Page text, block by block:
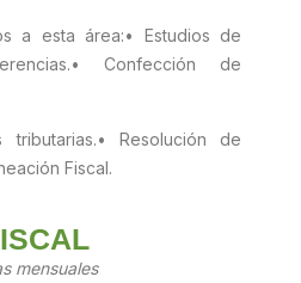
a esta área:• Estudios de
• Confección de
• Resolución de
Fiscal.
mensuales